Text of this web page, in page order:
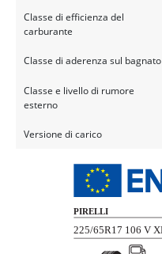
Classe di efficienza del
carburante
Classe di aderenza sul bagnato
Classe e livello di rumore
esterno
Versione di carico